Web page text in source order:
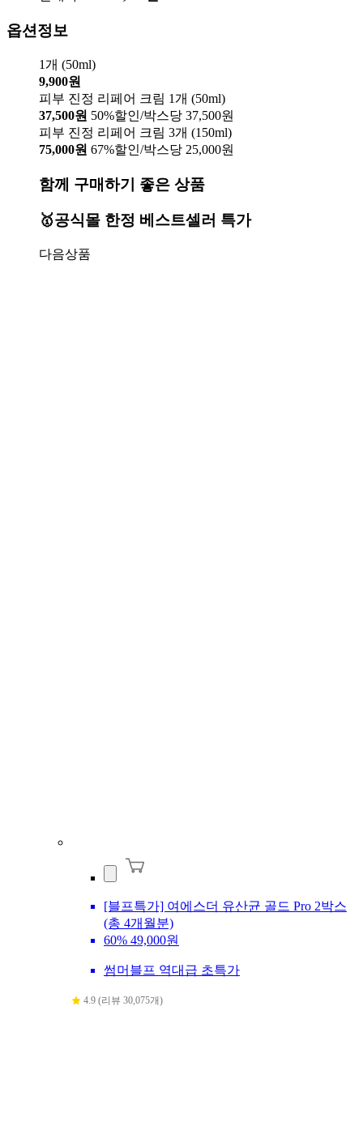
옵션정보
1개 (50ml)
9,900원
피부 진정 리페어 크림 1개 (50ml)
37,500원 50%할인/박스당 37,500원
피부 진정 리페어 크림 3개 (150ml)
75,000원 67%할인/박스당 25,000원
함께 구매하기 좋은 상품
🥇공식몰 한정 베스트셀러 특가
다음상품
[블프특가] 여에스더 유산균 골드 Pro 2박스
(총 4개월분)
60% 49,000원
썸머블프 역대급 초특가
4.9 (리뷰 30,075개)